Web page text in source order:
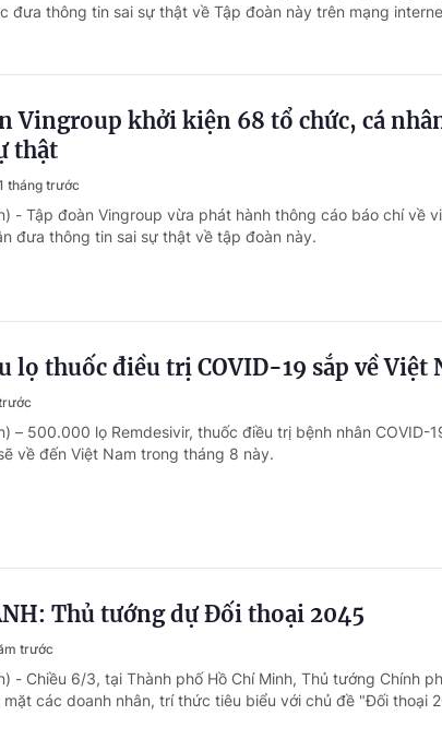
đưa thông tin sai sự thật về Tập đoàn này trên mạng
Vingroup khởi kiện 68 tổ chức, cá
thật
tháng trước
- Tập đoàn Vingroup vừa phát hành thông cáo báo chí về
đưa thông tin sai sự thật về tập đoàn này.
lọ thuốc điều trị COVID-19 sắp về Việt
– 500.000 lọ Remdesivir, thuốc điều trị bệnh nhân COVID-
về đến Việt Nam trong tháng 8 này.
Thủ tướng dự Đối thoại 2045
trước
- Chiều 6/3, tại Thành phố Hồ Chí Minh, Thủ tướng Chính
các doanh nhân, trí thức tiêu biểu với chủ đề "Đối thoại